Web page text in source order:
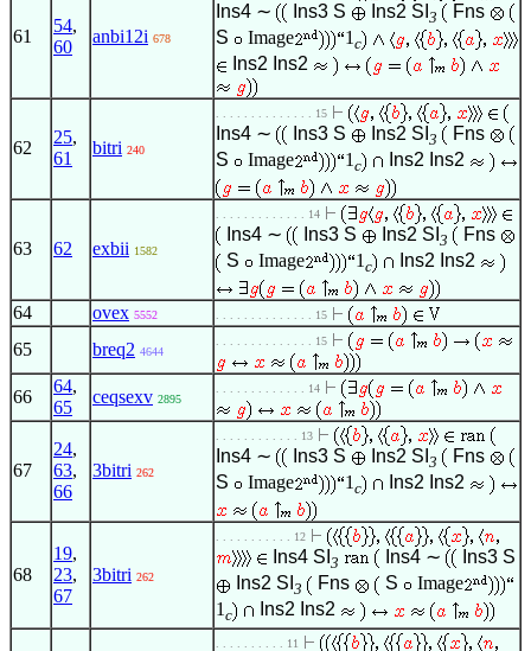
61
54,
60
anbi12i 678
Ins4 ∼ Ins3 S Ins2 SI 3
Fns
S
Image 1 c
Ins2 Ins2
62
25,
61
bitri 240
. . . . . . . . . . . . . . 15
Ins4 ∼ Ins3 S Ins2 SI 3
Fns
S
Image 1 c Ins2 Ins2
63 62 exbii 1582
. . . . . . . . . . . . . 14
Ins4 ∼ Ins3 S Ins2 SI 3
Fns
S
Image 1 c Ins2 Ins2
64 ovex 5552 . . . . . . . . . . . . . . 15
65 breq2 4644
. . . . . . . . . . . . . . 15
66
64,
65
ceqsexv 2895
. . . . . . . . . . . . . 14
67
24,
63,
66
3bitri 262
. . . . . . . . . . . . 13
Ins4 ∼ Ins3 S Ins2 SI 3
Fns
S
Image 1 c Ins2 Ins2
68
19,
23,
67
3bitri 262
. . . . . . . . . . . 12
Ins4 SI 3 Ins4 ∼ Ins3 S
Ins2 SI 3 Fns S
Image
1 c Ins2 Ins2
. . . . . . . . . . 11